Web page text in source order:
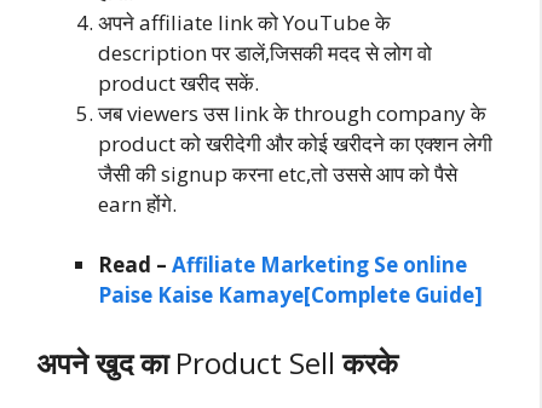
अपने affiliate link को YouTube के
description पर डालें,जिसकी मदद से लोग वो
product खरीद सकें.
जब viewers उस link के through company के
product को खरीदेगी और कोई खरीदने का एक्शन लेगी
जैसी की signup करना etc,तो उससे आप को पैसे
earn होंगे.
Read – Affiliate Marketing Se online
Paise Kaise Kamaye[Complete Guide]
अपने खुद काProduct Sellकरके